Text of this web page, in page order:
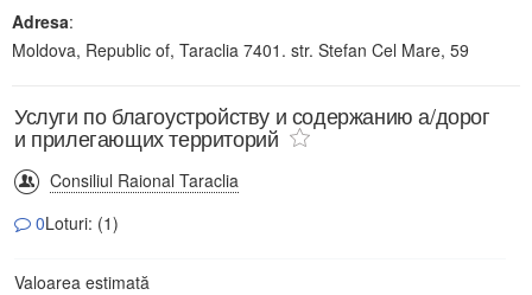
Adresa:
Moldova, Republic of, Taraclia 7401. str. Stefan Cel Mare, 59
Услуги по благоустройству и содержанию а/дорог
и прилегающих территорий
Consiliul Raional Taraclia
0Loturi: (1)
Valoarea estimată